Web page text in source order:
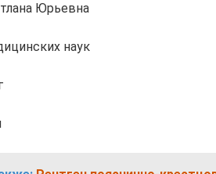
Юрьевна
наук